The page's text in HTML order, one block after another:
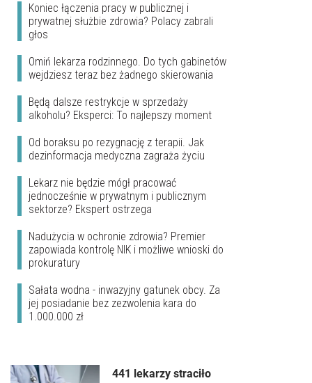
Koniec łączenia pracy w publicznej i
prywatnej służbie zdrowia? Polacy zabrali
głos
Omiń lekarza rodzinnego. Do tych gabinetów
wejdziesz teraz bez żadnego skierowania
Będą dalsze restrykcje w sprzedaży
alkoholu? Eksperci: To najlepszy moment
Od boraksu po rezygnację z terapii. Jak
dezinformacja medyczna zagraża życiu
Lekarz nie będzie mógł pracować
jednocześnie w prywatnym i publicznym
sektorze? Ekspert ostrzega
Nadużycia w ochronie zdrowia? Premier
zapowiada kontrolę NIK i możliwe wnioski do
prokuratury
Sałata wodna - inwazyjny gatunek obcy. Za
jej posiadanie bez zezwolenia kara do
1.000.000 zł
441 lekarzy straciło